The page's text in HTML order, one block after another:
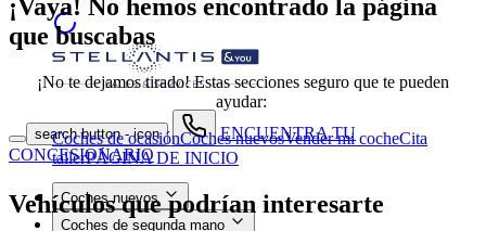
search button - icon
ENCUENTRA TU
CONCESIONARIO
Coches nuevos
Coches de segunda mano
¡Vaya! No hemos encontrado la página
que buscabas
¡No te dejamos tirado! Estas secciones seguro que te pueden
ayudar:
Coches de ocasiónCoches nuevosVender mi cocheCita
tallerPÁGINA DE INICIO
Vehículos que podrían interesarte